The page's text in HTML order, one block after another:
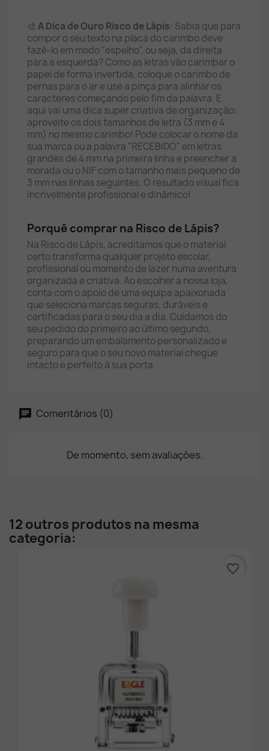
🎨 A Dica de Ouro Risco de Lápis: Sabia que para
compor o seu texto na placa do carimbo deve
fazê-lo em modo "espelho", ou seja, da direita
para a esquerda? Como as letras vão carimbar o
papel de forma invertida, coloque o carimbo de
pernas para o ar e use a pinça para alinhar os
caracteres começando pelo fim da palavra. E
aqui vai uma dica super criativa de organização:
aproveite os dois tamanhos de letra (3 mm e 4
mm) no mesmo carimbo! Pode colocar o nome da
sua marca ou a palavra "RECEBIDO" em letras
grandes de 4 mm na primeira linha e preencher a
morada ou o NIF com o tamanho mais pequeno de
3 mm nas linhas seguintes. O resultado visual fica
incrivelmente profissional e dinâmico!
Porquê comprar na Risco de Lápis?
Na Risco de Lápis, acreditamos que o material
certo transforma qualquer projeto escolar,
profissional ou momento de lazer numa aventura
organizada e criativa. Ao escolher a nossa loja,
conta com o apoio de uma equipa apaixonada
que seleciona marcas seguras, duráveis e
certificadas para o seu dia a dia. Cuidamos do
seu pedido do primeiro ao último segundo,
preparando um embalamento personalizado e
seguro para que o seu novo material chegue
intacto e perfeito à sua porta.
Comentários (0)
De momento, sem avaliações.
12 outros produtos na mesma
categoria:
favorite_border